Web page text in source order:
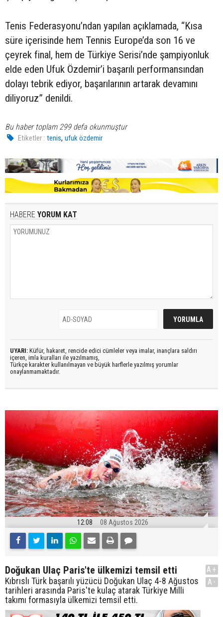
Tenis Federasyonu’ndan yapılan açıklamada, “Kısa
süre içerisinde hem Tennis Europe’da son 16 ve
çeyrek final, hem de Türkiye Serisi’nde şampiyonluk
elde eden Ufuk Özdemir’i başarılı performansından
dolayı tebrik ediyor, başarılarının artarak devamını
diliyoruz” denildi.
Bu haber toplam 299 defa okunmuştur
Etiketler : tenis,ufuk özdemir
HABERE YORUM KAT
UYARI: Küfür, hakaret, rencide edici cümleler veya imalar, inançlara saldırı
içeren, imla kuralları ile yazılmamış,
Türkçe karakter kullanılmayan ve büyük harflerle yazılmış yorumlar
onaylanmamaktadır.
12:08 08 Ağustos 2026
Doğukan Ulaç Paris'te ülkemizi temsil etti
Kıbrıslı Türk başarılı yüzücü Doğukan Ulaç 4-8 Ağustos
tarihleri arasında Paris'te kulaç atarak Türkiye Milli
takımı formasıyla ülkemizi temsil etti.
A+
A-